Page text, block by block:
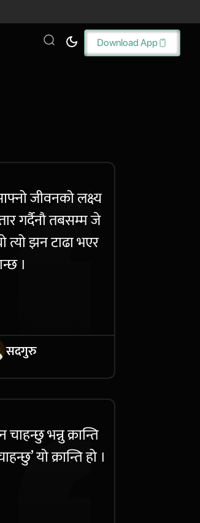
Download App
जीवनको लक्ष्य
गर्दैनौ तबसम्म जे
झन टाढा भएर
।
सदगुरु
भन्नु क्रान्ति
यो क्रान्ति हो ।